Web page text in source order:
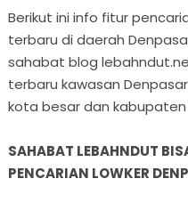
Berikut ini info fitur
terbaru di daerah
sahabat blog
terbaru kawasan
kota besar dan kabupaten
SAHABAT LEBAHNDUT
PENCARIAN LOWKER